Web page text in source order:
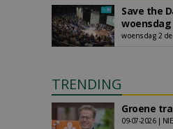
Save the
woensdag 2
TRENDING
Groene
09-07-2026 |